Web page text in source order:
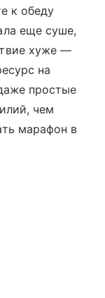
к обеду
еще суше,
хуже —
на
простые
чем
марафон в